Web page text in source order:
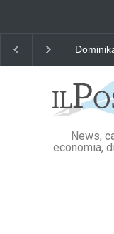
News,
economia,